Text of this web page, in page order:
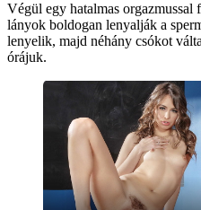
Végül egy hatalmas orgazmussal
lányok boldogan lenyalják a
lenyelik, majd néhány csókot
órájuk.